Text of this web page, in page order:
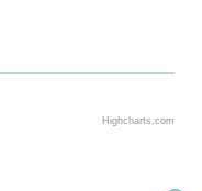
Highcharts.com